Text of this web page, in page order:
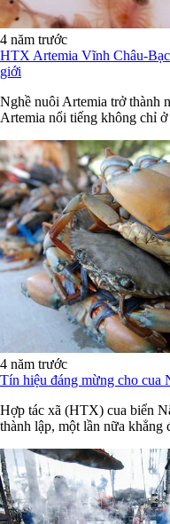
4 năm trước
HTX Artemia Vĩnh Châu-
giới
Nghề nuôi Artemia trở thành
Artemia nổi tiếng không chỉ ở
4 năm trước
Tín hiệu đáng mừng cho cua
Hợp tác xã (HTX) cua biển
thành lập, một lần nữa khẳng